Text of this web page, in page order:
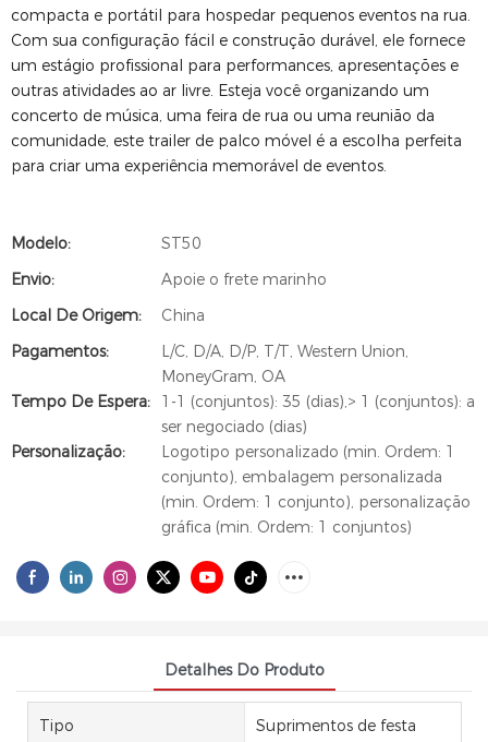
compacta e portátil para hospedar pequenos eventos na rua.
Com sua configuração fácil e construção durável, ele fornece
um estágio profissional para performances, apresentações e
outras atividades ao ar livre. Esteja você organizando um
concerto de música, uma feira de rua ou uma reunião da
comunidade, este trailer de palco móvel é a escolha perfeita
para criar uma experiência memorável de eventos.
Modelo:
ST50
Envio:
Apoie o frete marinho
Local De Origem:
China
Pagamentos:
L/C, D/A, D/P, T/T, Western Union,
MoneyGram, OA
Tempo De Espera:
1-1 (conjuntos): 35 (dias),> 1 (conjuntos): a
ser negociado (dias)
Personalização:
Logotipo personalizado (min. Ordem: 1
conjunto), embalagem personalizada
(min. Ordem: 1 conjunto), personalização
gráfica (min. Ordem: 1 conjuntos)
Detalhes Do Produto
Tipo Suprimentos de festa